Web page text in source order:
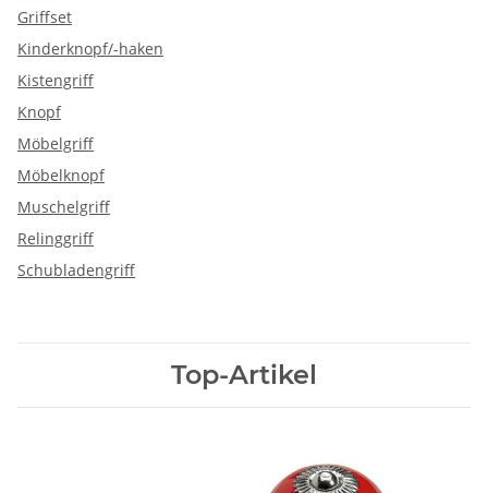
Griffset
Kinderknopf/-haken
Kistengriff
Knopf
Möbelgriff
Möbelknopf
Muschelgriff
Relinggriff
Schubladengriff
Top-Artikel